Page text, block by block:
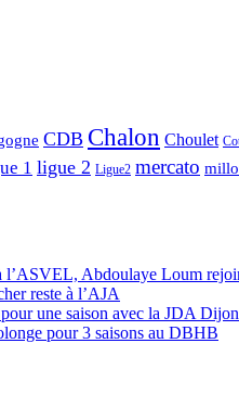
CDB Chalon Choulet
1 ligue 2 Ligue2 mercato
l’ASVEL, Abdoulaye Loum
reste à l’AJA
une saison avec la JDA
pour 3 saisons au DBHB